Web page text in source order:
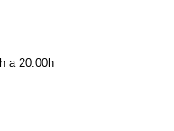
a 20:00h